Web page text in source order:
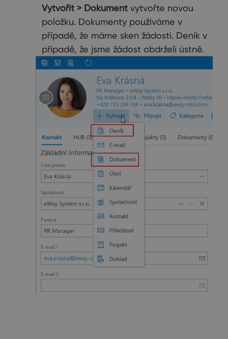
Vytvořit > Dokument vytvořte novou
položku. Dokumenty používáme v
případě, že máme sken žádosti. Deník v
případě, že jsme žádost obdrželi ústně.